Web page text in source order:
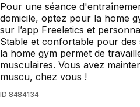
Pour une séance
domicile, optez pour la home
sur l’app Freeletics et
Stable et confortable pour des
la home gym permet de
musculaires. Vous avez
muscu, chez vous !
ID 8484134